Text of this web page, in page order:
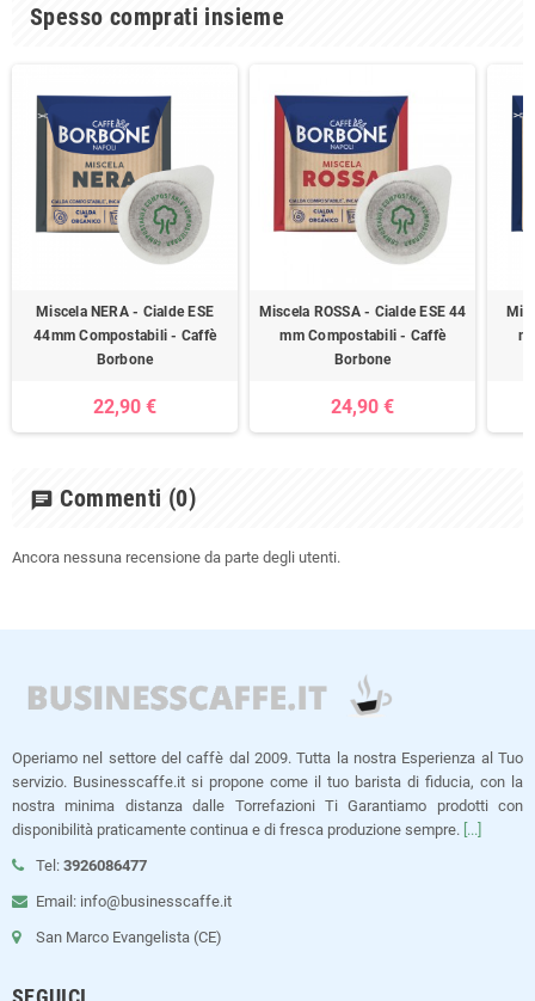
Spesso comprati insieme
Miscela NERA - Cialde ESE
44mm Compostabili - Caffè
Borbone
22,90 €
Miscela ROSSA - Cialde ESE 44
mm Compostabili - Caffè
Borbone
24,90 €
chat Commenti (0)
Ancora nessuna recensione da parte degli utenti.
Operiamo nel settore del caffè dal 2009. Tutta la nostra Esperienza al Tuo
servizio. Businesscaffe.it si propone come il tuo barista di fiducia, con la
nostra minima distanza dalle Torrefazioni Ti Garantiamo prodotti con
disponibilità praticamente continua e di fresca produzione sempre. [...]
Tel: 3926086477
Email: info@businesscaffe.it
San Marco Evangelista (CE)